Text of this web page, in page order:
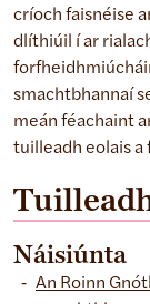
críoch faisnéise
dlíthiúil í ar
smachtbhannaí
meán féachaint
tuilleadh eolais a
Náisiúnta
An Roinn